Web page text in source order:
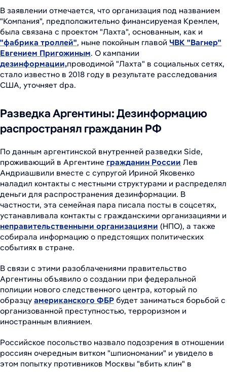
В заявлении отмечается, что организация под названием
"Компания", предположительно финансируемая Кремлем,
была связана с проектом "Лахта", основанным, как и
"фабрика троллей", ныне покойным главой ЧВК "Вагнер"
Евгением Пригожиным. О кампании
дезинформации,проводимой "Лахта" в социальных сетях,
стало известно в 2018 году в результате расследования
США, уточняет dpa.
Разведка Аргентины: Дезинформацию
распространял гражданин РФ
По данным аргентинской внутренней разведки Side,
проживающий в Аргентине гражданин России Лев
Андриашвили вместе с супругой Ириной Яковенко
наладил контакты с местными структурами и распределял
деньги для распространения дезинформации. В
частности, эта семейная пара писала посты в соцсетях,
устанавливала контакты с гражданскими организациями и
неправительственными организациями (НПО), а также
собирала информацию о предстоящих политических
событиях в стране.
В связи с этими разоблачениями правительство
Аргентины объявило о создании при федеральной
полиции нового следственного центра, который по
образцу американского ФБР будет заниматься борьбой с
организованной преступностью, терроризмом и
иностранным влиянием.
Российское посольство назвало подозрения в отношении
россиян очередным витком "шпиономании" и увидело в
этом попытку противников Москвы "вбить клин" в